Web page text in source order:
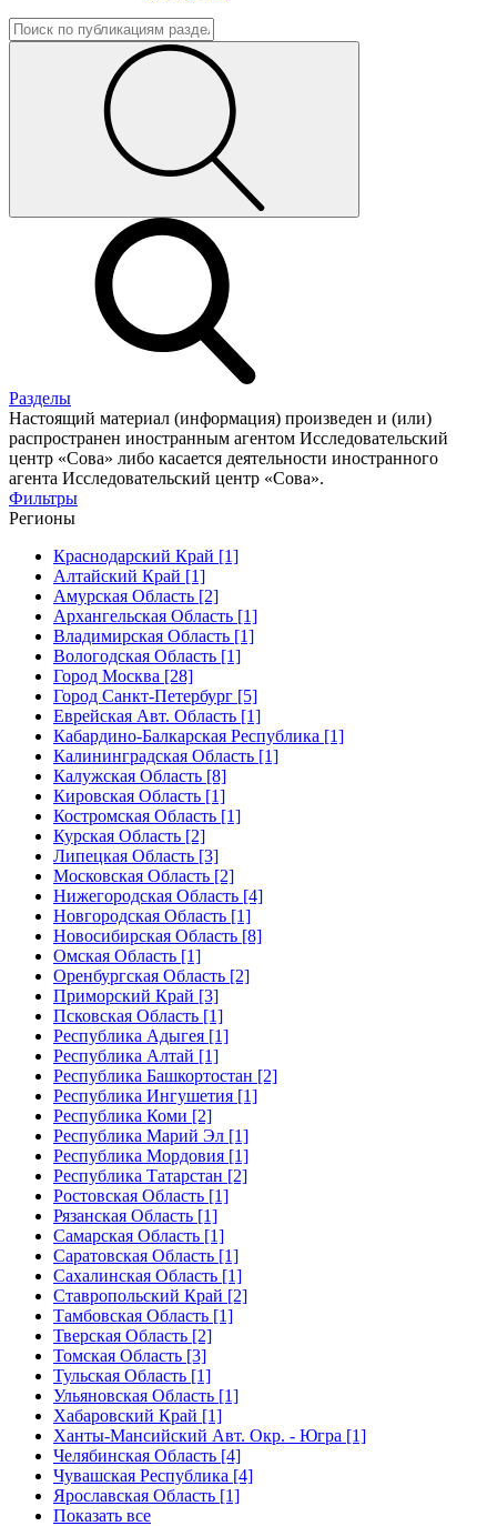
Разделы
Настоящий материал (информация) произведен и (или)
распространен иностранным агентом Исследовательский
центр «Сова» либо касается деятельности иностранного
агента Исследовательский центр «Сова».
Фильтры
Регионы
Краснодарский Край [1]
Алтайский Край [1]
Амурская Область [2]
Архангельская Область [1]
Владимирская Область [1]
Вологодская Область [1]
Город Москва [28]
Город Санкт-Петербург [5]
Еврейская Авт. Область [1]
Кабардино-Балкарская Республика [1]
Калининградская Область [1]
Калужская Область [8]
Кировская Область [1]
Костромская Область [1]
Курская Область [2]
Липецкая Область [3]
Московская Область [2]
Нижегородская Область [4]
Новгородская Область [1]
Новосибирская Область [8]
Омская Область [1]
Оренбургская Область [2]
Приморский Край [3]
Псковская Область [1]
Республика Адыгея [1]
Республика Алтай [1]
Республика Башкортостан [2]
Республика Ингушетия [1]
Республика Коми [2]
Республика Марий Эл [1]
Республика Мордовия [1]
Республика Татарстан [2]
Ростовская Область [1]
Рязанская Область [1]
Самарская Область [1]
Саратовская Область [1]
Сахалинская Область [1]
Ставропольский Край [2]
Тамбовская Область [1]
Тверская Область [2]
Томская Область [3]
Тульская Область [1]
Ульяновская Область [1]
Хабаровский Край [1]
Ханты-Мансийский Авт. Окр. - Югра [1]
Челябинская Область [4]
Чувашская Республика [4]
Ярославская Область [1]
Показать все